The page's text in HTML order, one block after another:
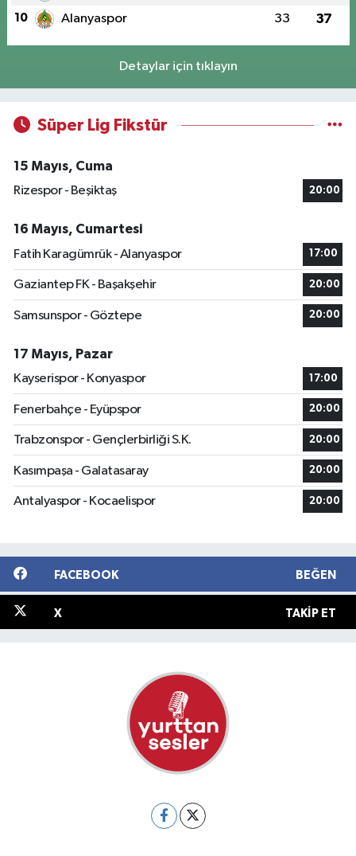
10 Alanyaspor 33 37
Detaylar için tıklayın
Süper Lig Fikstür
15 Mayıs, Cuma
Rizespor - Beşiktaş
20:00
16 Mayıs, Cumartesi
Fatih Karagümrük - Alanyaspor
17:00
Gaziantep FK - Başakşehir 20:00
Samsunspor - Göztepe 20:00
17 Mayıs, Pazar
Kayserispor - Konyaspor
17:00
Fenerbahçe - Eyüpspor 20:00
Trabzonspor - Gençlerbirliği S.K. 20:00
Kasımpaşa - Galatasaray 20:00
Antalyaspor - Kocaelispor 20:00
FACEBOOK BEĞEN
X TAKIP ET